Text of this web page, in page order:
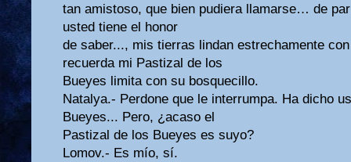
tan amistoso, que bien pudiera llamarse… de
usted tiene el honor
de saber..., mis tierras lindan estrechamente
recuerda mi Pastizal de los
Bueyes limita con su bosquecillo.
Natalya.- Perdone que le interrumpa. Ha dicho
Bueyes... Pero, ¿acaso el
Pastizal de los Bueyes es suyo?
Lomov.- Es mío, sí.